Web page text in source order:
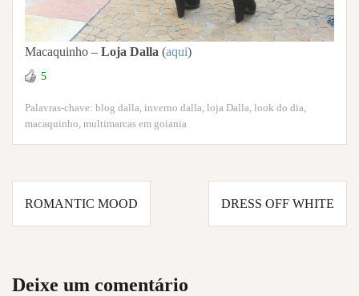
Macaquinho – Loja Dalla (aqui)
5
Palavras-chave: blog dalla inverno dalla loja Dalla look do dia
macaquinho multimarcas em goiania
Navegação
de
ROMANTIC MOOD DRESS OFF WHITE
Deixe um comentário